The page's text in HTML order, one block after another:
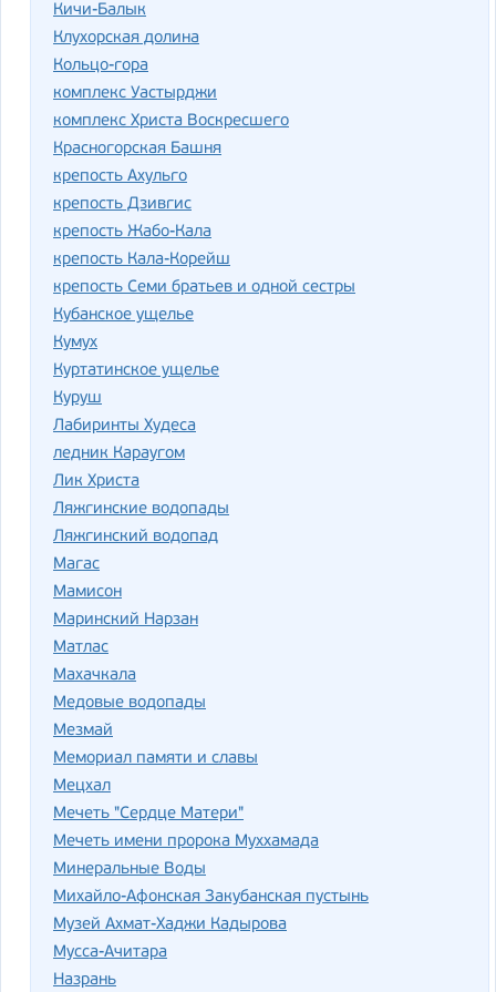
Кичи-Балык
Клухорская долина
Кольцо-гора
комплекс Уастырджи
комплекс Христа Воскресшего
Красногорская Башня
крепость Ахульго
крепость Дзивгис
крепость Жабо-Кала
крепость Кала-Корейш
крепость Семи братьев и одной сестры
Кубанское ущелье
Кумух
Куртатинское ущелье
Куруш
Лабиринты Худеса
ледник Караугом
Лик Христа
Ляжгинские водопады
Ляжгинский водопад
Магас
Мамисон
Маринский Нарзан
Матлас
Махачкала
Медовые водопады
Мезмай
Мемориал памяти и славы
Мецхал
Мечеть "Сердце Матери"
Мечеть имени пророка Муххамада
Минеральные Воды
Михайло-Афонская Закубанская пустынь
Музей Ахмат-Хаджи Кадырова
Мусса-Ачитара
Назрань